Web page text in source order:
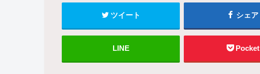
ツイート シェア
LINE Pocket